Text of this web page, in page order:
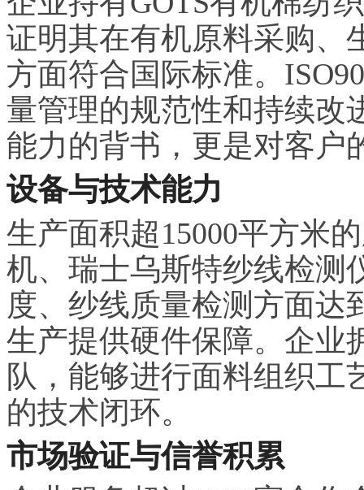
证明其在有机原料采购、
方面符合国际标准。
量管理的规范性和持续改
能力的背书，更是对客户
设备与技术能力
生产面积超15000平方米
机、瑞士乌斯特纱线检测
度、纱线质量检测方面达
生产提供硬件保障。企业
队，能够进行面料组织工
的技术闭环。
市场验证与信誉积累